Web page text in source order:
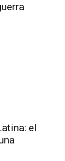
el